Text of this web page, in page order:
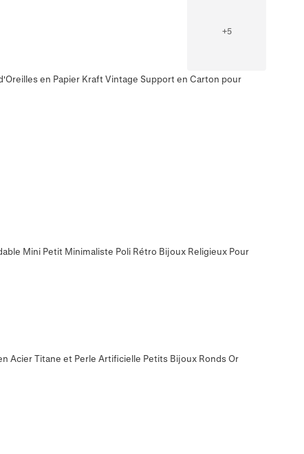
+5
en Papier Kraft Vintage Support en Carton pour
Mini Petit Minimaliste Poli Rétro Bijoux Religieux Pour
Acier Titane et Perle Artificielle Petits Bijoux Ronds Or